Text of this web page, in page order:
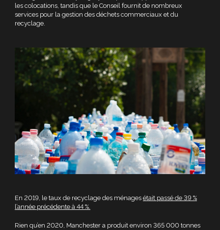
les colocations, tandis que le Conseil fournit de nombreux
services pour la gestion des déchets commerciaux et du
recyclage.
En 2019, le taux de recyclage des ménages était passé de 39 %
l’année précédente à 44 %.
Rien qu’en 2020, Manchester a produit environ 365 000 tonnes